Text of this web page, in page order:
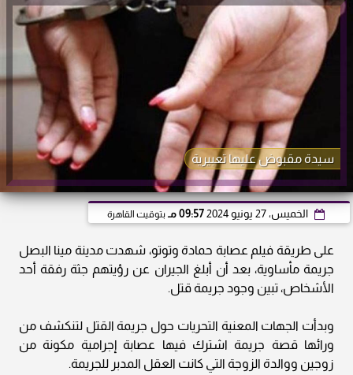
سيدة مقبوض عليها تعبيرية
الخميس، 27 يونيو 2024 09:57 مـ بتوقيت القاهرة
على طريقة فيلم عصابة حمادة وتوتو، شهدت مدينة مينا البصل
جريمة مأساوية، بعد أن أبلغ الجيران عن رؤيتهم جثة رفقة أحد
الأشخاص، تبين وجود جريمة قتل.
وبدأت الجهات المعنية التحريات حول جريمة القتل لتنكشف من
ورائها قصة جريمة اشترك فيها عصابة إجرامية مكونة من
زوجين ووالدة الزوجة التي كانت العقل المدبر للجريمة.